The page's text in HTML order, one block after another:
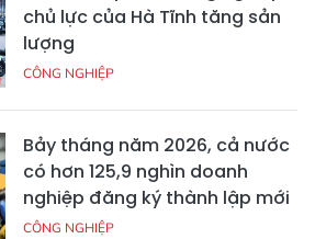
chủ lực của Hà Tĩnh tăng sản
lượng
CÔNG NGHIỆP
Bảy tháng năm 2026, cả nước
có hơn 125,9 nghìn doanh
nghiệp đăng ký thành lập mới
CÔNG NGHIỆP